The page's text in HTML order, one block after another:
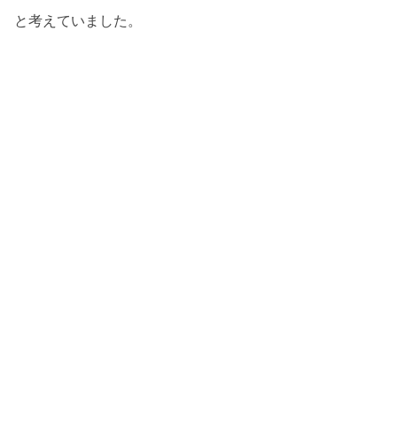
と考えていました。